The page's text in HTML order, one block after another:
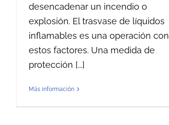
desencadenar un incendio o
explosión. El trasvase de líquidos
inflamables es una operación con
estos factores. Una medida de
protección [...]
Más información